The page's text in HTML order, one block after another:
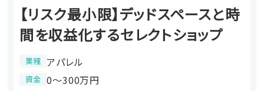
【リスク最小限】デッドスペースと時
間を収益化するセレクトショップ
業種 アパレル
資金 0〜300万円